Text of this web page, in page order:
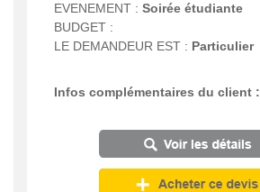
EVENEMENT : Soirée étudiante
BUDGET :
LE DEMANDEUR EST : Particulier
Infos complémentaires du client :